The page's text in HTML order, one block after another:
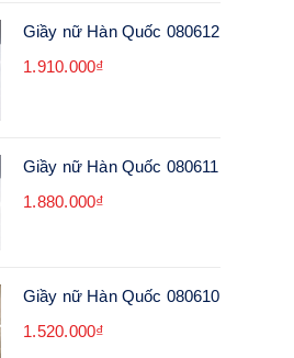
Giầy nữ Hàn Quốc 080612
1.910.000₫
Giầy nữ Hàn Quốc 080611
1.880.000₫
Giầy nữ Hàn Quốc 080610
1.520.000₫